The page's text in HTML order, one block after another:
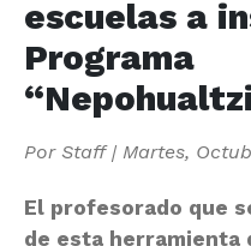
escuelas a
Programa
Por Staff| Martes,
El profesorado que
de esta herramienta